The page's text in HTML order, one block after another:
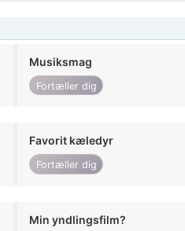
Musiksmag
Fortæller dig
Favorit kæledyr
Fortæller dig
Min yndlingsfilm?